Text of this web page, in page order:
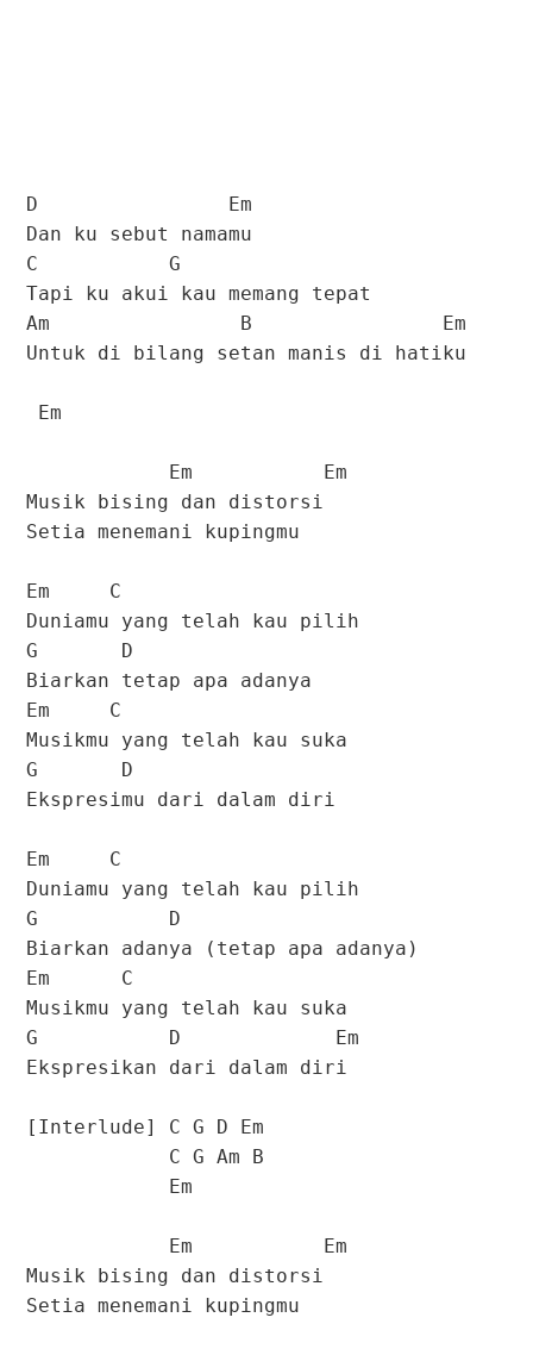
D Em
Dan ku sebut namamu
C G
Tapi ku akui kau memang tepat
Am B Em
Untuk di bilang setan manis di hatiku
Em
Em Em
Musik bising dan distorsi
Setia menemani kupingmu
Em C
Duniamu yang telah kau pilih
G D
Biarkan tetap apa adanya
Em C
Musikmu yang telah kau suka
G D
Ekspresimu dari dalam diri
Em C
Duniamu yang telah kau pilih
G D
Biarkan adanya (tetap apa adanya)
Em C
Musikmu yang telah kau suka
G D Em
Ekspresikan dari dalam diri
[Interlude] C G D Em
C G Am B
Em
Em Em
Musik bising dan distorsi
Setia menemani kupingmu